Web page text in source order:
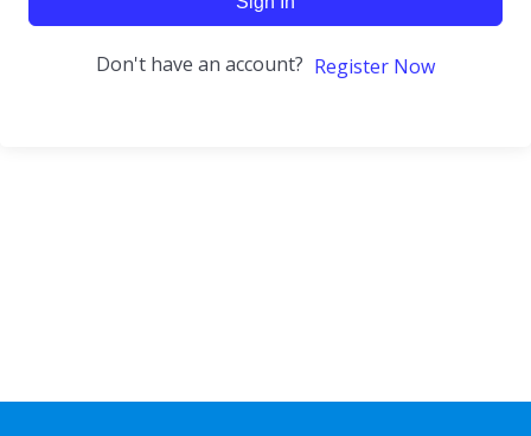
Don't have an account? Register Now